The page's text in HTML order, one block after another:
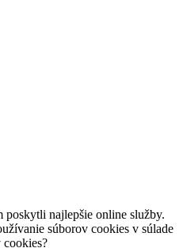
poskytli najlepšie online služby.
súborov cookies v súlade